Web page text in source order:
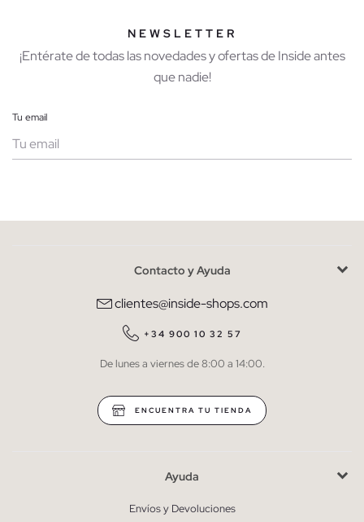
NEWSLETTER
¡Entérate de todas las novedades y ofertas de Inside antes
que nadie!
Tu email
He leído y entiendo lapolítica de privacidad
QUIERO SUSCRIBIRME
* Puedes cancelar la suscripción en cualquier momento.
Contacto y Ayuda
clientes@inside-shops.com
+34 900 10 32 57
De lunes a viernes de 8:00 a 14:00.
ENCUENTRA TU TIENDA
Ayuda
Envíos y Devoluciones